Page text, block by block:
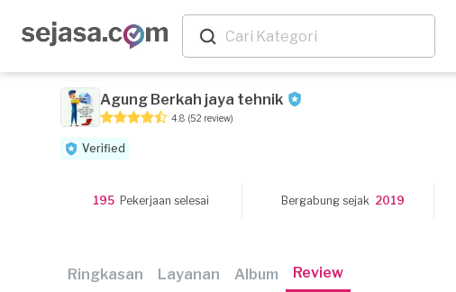
Agung Berkah jaya tehnik
4.8 (52 review)
Verified
195Pekerjaan selesai Bergabung sejak 2019
Ringkasan Layanan Album Review